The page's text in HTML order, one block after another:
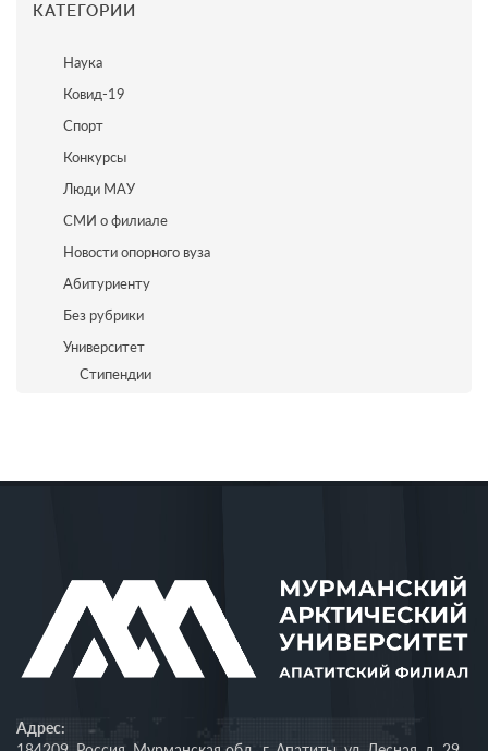
КАТЕГОРИИ
Наука
Ковид-19
Спорт
Конкурсы
Люди МАУ
СМИ о филиале
Новости опорного вуза
Абитуриенту
Без рубрики
Университет
Стипендии
Адрес: